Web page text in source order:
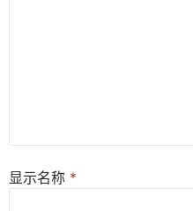
显示名称 *